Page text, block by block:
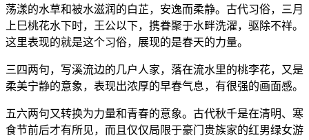
荡漾的水草和被水滋润的白芷，安逸而柔静。古代习俗，三月
上巳桃花水下时，王公以下，携眷聚于水畔洗濯，驱除不祥。
这里表现的就是这个习俗，展现的是春天的力量。
三四两句，写溪流边的几户人家，落在流水里的桃李花，又是
柔美宁静的意象，表现出浓厚的早春气息，有很强的画面感。
五六两句又转换为力量和青春的意象。古代秋千是在清明、寒
食节前后才有所见，而且仅仅局限于豪门贵族家的红男绿女游